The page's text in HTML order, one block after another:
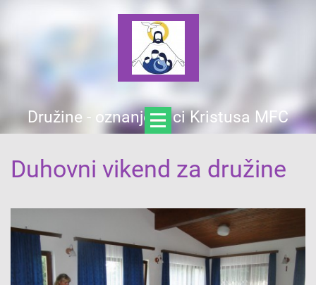
Družine - oznanjevalci Kristusa MFC
Duhovni vikend za družine